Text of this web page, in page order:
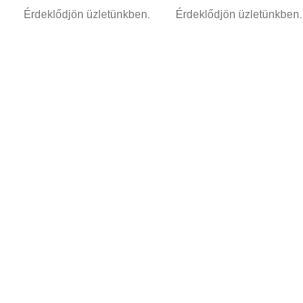
Érdeklődjön üzletünkben. Érdeklődjön üzletünkben.